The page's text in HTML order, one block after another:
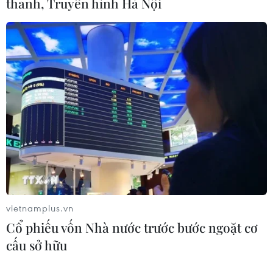
Bên trong cửa hàng vài chục mét vuông, luôn tấp
nập người ra kẻ vào. (Ảnh: Minh Sơn/Vietnam+)
vietnamplus.vn
Cổ phiếu vốn Nhà nước trước bước ngoặt cơ
cấu sở hữu